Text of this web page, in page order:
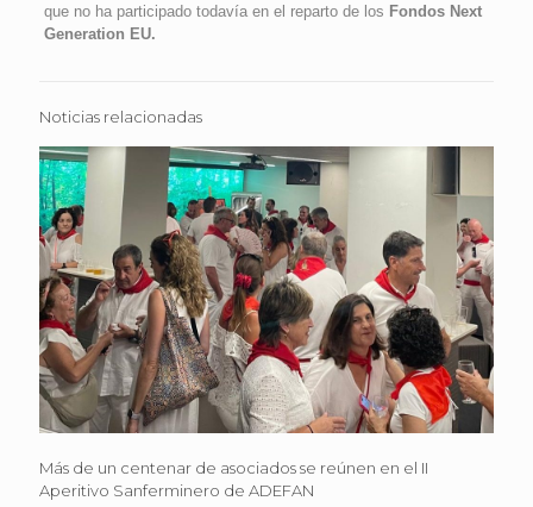
que no ha participado todavía en el reparto de los Fondos Next
Generation EU.
Noticias relacionadas
Más de un centenar de asociados se reúnen en el II
Aperitivo Sanferminero de ADEFAN